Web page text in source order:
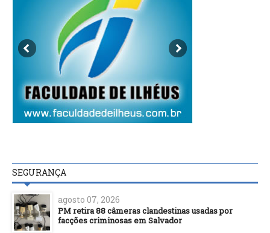
SEGURANÇA
agosto 07, 2026
PM retira 88 câmeras clandestinas usadas por
facções criminosas em Salvador